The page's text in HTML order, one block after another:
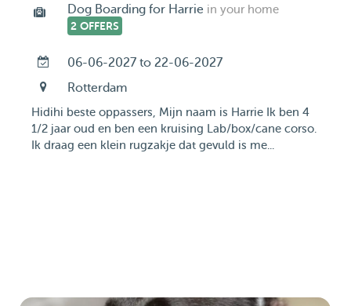
Dog Boarding for Harrie in your home
2 OFFERS
06-06-2027 to 22-06-2027
Rotterdam
Hidihi beste oppassers, Mijn naam is Harrie Ik ben 4
1/2 jaar oud en ben een kruising Lab/box/cane corso.
Ik draag een klein rugzakje dat gevuld is me...